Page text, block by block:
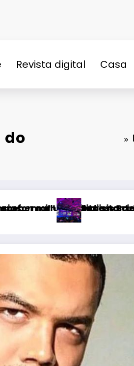
Revista digital Casa
do
música turismo e
2026, a maior edição da